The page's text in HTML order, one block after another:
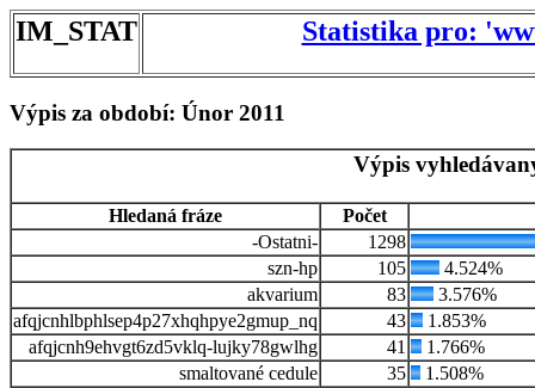
IM_STAT Statistika pro:
Výpis za období: Únor 2011
Výpis
Hledaná fráze
Počet
-Ostatni-
1298
szn-hp
105
4.524%
akvarium
83
3.576%
afqjcnhlbphlsep4p27xhqhpye2gmup_nq
43
1.853%
afqjcnh9ehvgt6zd5vklq-lujky78gwlhg
41
1.766%
smaltované cedule
35
1.508%